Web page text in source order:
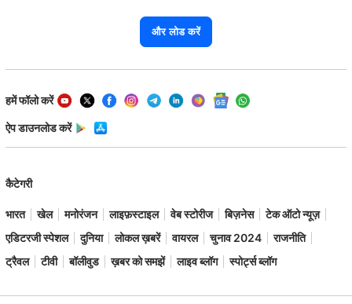
और लोड करें
हमें फॉलो करें
ऐप डाउनलोड करें
कैटेगरी
भारत खेल मनोरंजन लाइफ़स्टाइल वेब स्टोरीज बिज़नेस
टेक ऑटो न्यूज़
एडिटरजी स्पेशल
दुनिया लोकल ख़बरें वायरल चुनाव 2024
राजनीति
ट्रैवल
टीवी बॉलीवुड ख़बर को समझें लाइव ब्लॉग स्पोर्ट्स ब्लॉग